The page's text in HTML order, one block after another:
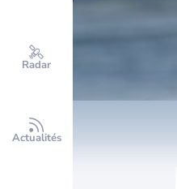
Radar
Actualités